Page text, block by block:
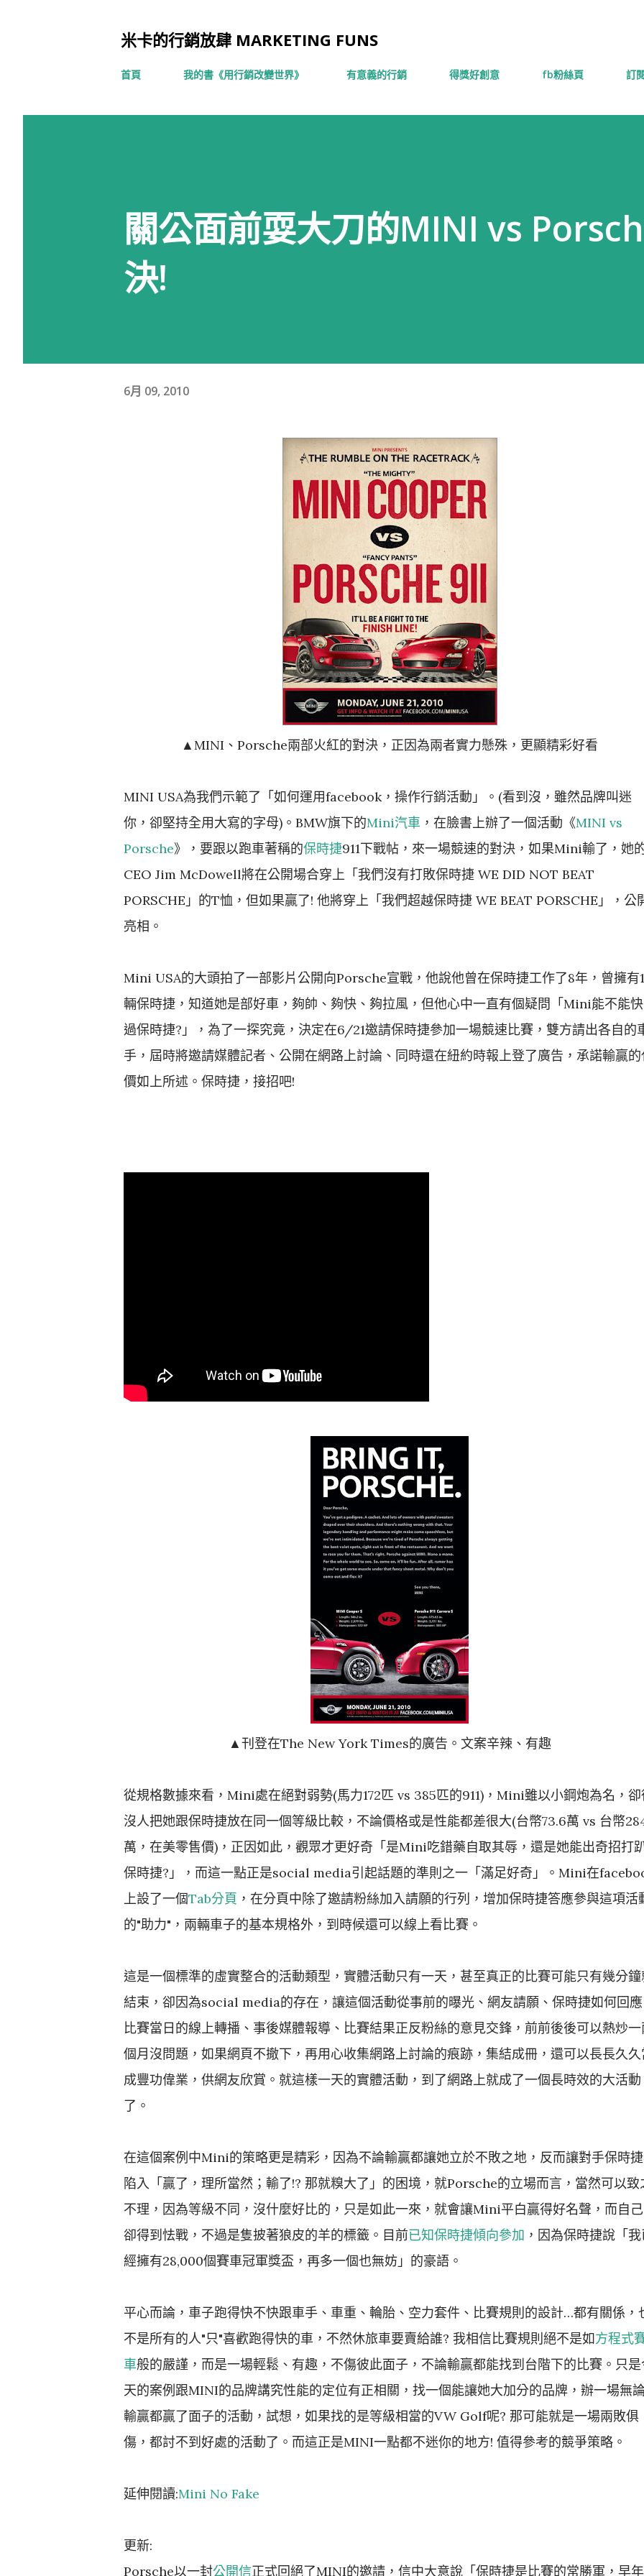
米卡的行銷放肆 MARKETING FUNS
首頁 我的書《用行銷改變世界》 有意義的行銷 得獎好創意 fb粉絲頁 訂
關公面前耍大刀的MINI vs
決!
6月 09, 2010
▲MINI、Porsche兩部火紅的對決，正因為兩者實力懸殊，更顯精彩好看
MINI USA為我們示範了「如何運用facebook，操作行銷活動」。(看到沒，雖然品牌叫迷
你，卻堅持全用大寫的字母)。BMW旗下的Mini汽車 ，在臉書上辦了一個活動《MINI vs
Porsche》，要跟以跑車著稱的保時捷911下戰帖，來一場競速的對決，如果Mini輸了，她
CEO Jim McDowell將在公開場合穿上「我們沒有打敗保時捷 WE DID NOT BEAT
PORSCHE」的T恤，但如果贏了! 他將穿上「我們超越保時捷 WE BEAT PORSCHE」，公
亮相。
Mini USA的大頭拍了一部影片公開向Porsche宣戰，他說他曾在保時捷工作了8年，曾擁有
輛保時捷，知道她是部好車，夠帥、夠快、夠拉風，但他心中一直有個疑問「Mini能不能快
過保時捷?」，為了一探究竟，決定在6/21邀請保時捷參加一場競速比賽，雙方請出各自的
手，屆時將邀請媒體記者、公開在網路上討論、同時還在紐約時報上登了廣告，承諾輸贏
價如上所述。保時捷，接招吧!
▲刊登在The New York Times的廣告。文案辛辣、有趣
從規格數據來看，Mini處在絕對弱勢(馬力172匹 vs 385匹的911)，Mini雖以小鋼炮為名，
沒人把她跟保時捷放在同一個等級比較，不論價格或是性能都差很大(台幣73.6萬 vs 台幣
萬，在美零售價)，正因如此，觀眾才更好奇「是Mini吃錯藥自取其辱，還是她能出奇招打
保時捷?」，而這一點正是social media引起話題的準則之一「滿足好奇」。Mini在
上設了一個Tab分頁 ，在分頁中除了邀請粉絲加入請願的行列，增加保時捷答應參與這項活
的"助力"，兩輛車子的基本規格外，到時候還可以線上看比賽。
這是一個標準的虛實整合的活動類型，實體活動只有一天，甚至真正的比賽可能只有幾分
結束，卻因為social media的存在，讓這個活動從事前的曝光、網友請願、保時捷如何回
比賽當日的線上轉播、事後媒體報導、比賽結果正反粉絲的意見交鋒，前前後後可以熱炒
個月沒問題，如果網頁不撤下，再用心收集網路上討論的痕跡，集結成冊，還可以長長久
成豐功偉業，供網友欣賞。就這樣一天的實體活動，到了網路上就成了一個長時效的大活動
了。
在這個案例中Mini的策略更是精彩，因為不論輸贏都讓她立於不敗之地，反而讓對手保時捷
陷入「贏了，理所當然；輸了!? 那就糗大了」的困境，就Porsche的立場而言，當然可以致
不理，因為等級不同，沒什麼好比的，只是如此一來，就會讓Mini平白贏得好名聲，而自己
卻得到怯戰，不過是隻披著狼皮的羊的標籤。目前已知保時捷傾向參加 ，因為保時捷說「
經擁有28,000個賽車冠軍獎盃，再多一個也無妨」的豪語。
平心而論，車子跑得快不快跟車手、車重、輪胎、空力套件、比賽規則的設計…都有關係，
不是所有的人"只"喜歡跑得快的車，不然休旅車要賣給誰? 我相信比賽規則絕不是如方程式
車般的嚴謹，而是一場輕鬆、有趣，不傷彼此面子，不論輸贏都能找到台階下的比賽。只
天的案例跟MINI的品牌講究性能的定位有正相關，找一個能讓她大加分的品牌，辦一場無
輸贏都贏了面子的活動，試想，如果找的是等級相當的VW Golf呢? 那可能就是一場兩敗俱
傷，都討不到好處的活動了。而這正是MINI一點都不迷你的地方! 值得參考的競爭策略。
延伸閱讀:Mini No Fake
更新:
Porsche以一封公開信正式回絕了MINI的邀請，信中大意說「保時捷是比賽的常勝軍，早年